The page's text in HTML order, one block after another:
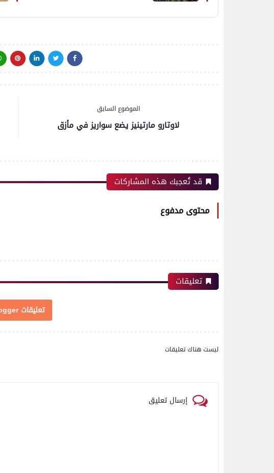
الموضوع السابق
لاوتارو مارتينيز يضع سواريز في مأزق
قد تُعجبك هذه المشاركات
محتوى مدفوع
تعليقات
تعليقات Blogger
ليست هناك تعليقات
إرسال تعليق